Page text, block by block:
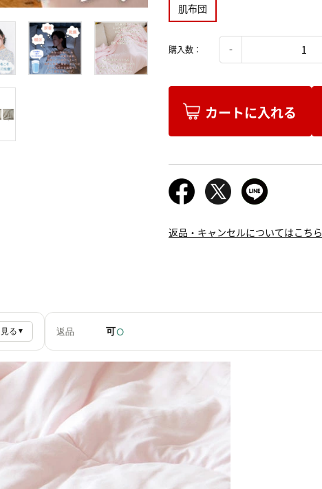
肌布団
購入数：
カートに入れる
返品・キャンセルについてはこちら
る ▼ 返品 可○